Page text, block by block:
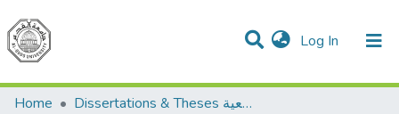
Log In (current)
Communities & Collections
All of DSpace
Home
Dissertations & Theses الرسائل الجامعية